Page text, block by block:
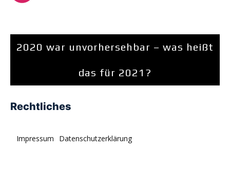
2020 war unvorhersehbar – was heißt
das für 2021?
Rechtliches
Impressum Datenschutzerklärung